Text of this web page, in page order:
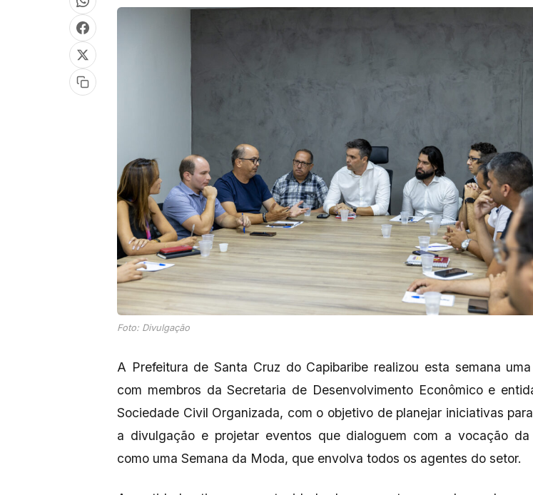
Foto: Divulgação
A Prefeitura de Santa Cruz do Capibaribe realizou esta semana
com membros da Secretaria de Desenvolvimento Econômico e
Sociedade Civil Organizada, com o objetivo de planejar iniciativas
a divulgação e projetar eventos que dialoguem com a vocação da
como uma Semana da Moda, que envolva todos os agentes do setor.